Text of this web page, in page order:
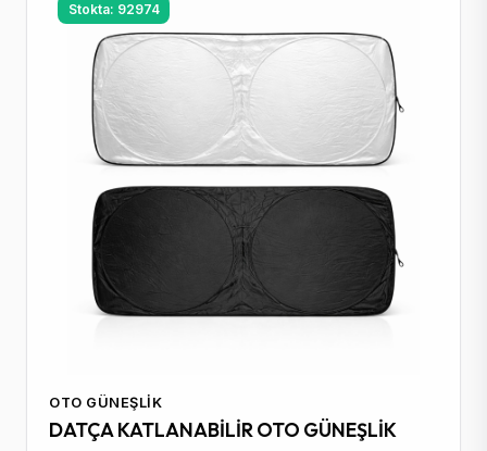
Stokta: 92974
OTO GÜNEŞLIK
DATÇA KATLANABİLİR OTO GÜNEŞLİK